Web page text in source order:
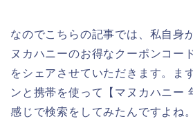
なのでこちらの記事では、私自身
ヌカハニーのお得なクーポンコー
をシェアさせていただきます。ま
ンと携帯を使って【マヌカハニー
感じで検索をしてみたんですよね。